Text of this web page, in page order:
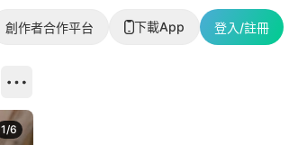
創作者合作平台 下載App 登入/註冊
1/6